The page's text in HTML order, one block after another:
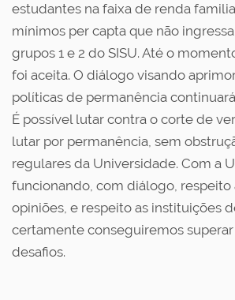
estudantes na faixa de renda
mínimos per capta que não
grupos 1 e 2 do SISU. Até o
foi aceita. O diálogo visando
políticas de permanência
É possível lutar contra o corte de
lutar por permanência, sem
regulares da Universidade. Com a
funcionando, com diálogo,
opiniões, e respeito as instituições
certamente conseguiremos
desafios.